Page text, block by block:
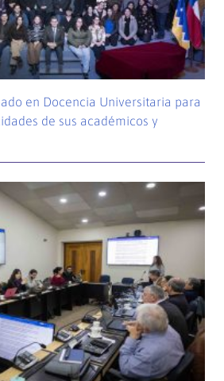
en Docencia Universitaria para
de sus académicos y